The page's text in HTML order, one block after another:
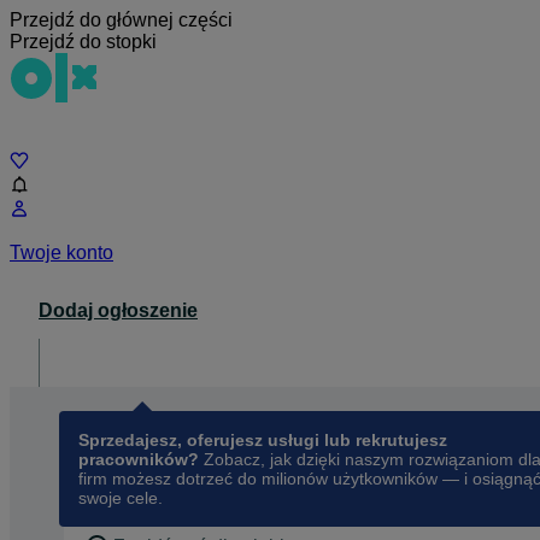
Przejdź do głównej części
Przejdź do stopki
Twoje konto
Dodaj ogłoszenie
Sprzedajesz, oferujesz usługi lub rekrutujesz
pracowników? Zobacz, jak dzięki naszym rozwiązaniom dla
firm możesz dotrzeć do milionów użytkowników — i osiągnąć
swoje cele.